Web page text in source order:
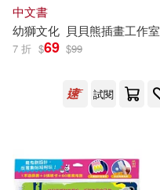
中文書
幼獅文化 貝貝熊插畫工作室
7 折 $69 $99
試閱